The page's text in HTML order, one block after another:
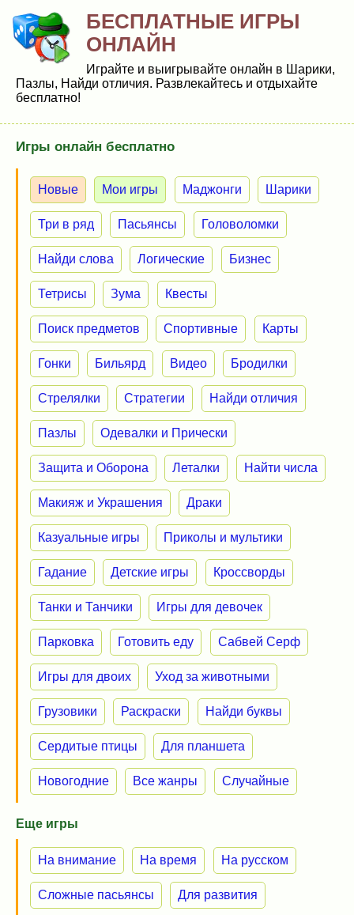
БЕСПЛАТНЫЕ ИГРЫ
ОНЛАЙН
Играйте и выигрывайте онлайн в Шарики,
Пазлы, Найди отличия. Развлекайтесь и отдыхайте
бесплатно!
Игры онлайн бесплатно
Новые Мои игры Маджонги Шарики
Три в ряд Пасьянсы Головоломки
Найди слова Логические Бизнес
Тетрисы Зума Квесты
Поиск предметов Спортивные Карты
Гонки Бильярд Видео Бродилки
Стрелялки Стратегии Найди отличия
Пазлы Одевалки и Прически
Защита и Оборона Леталки Найти числа
Макияж и Украшения Драки
Казуальные игры Приколы и мультики
Гадание Детские игры Кроссворды
Танки и Танчики Игры для девочек
Парковка Готовить еду Сабвей Серф
Игры для двоих Уход за животными
Грузовики Раскраски Найди буквы
Сердитые птицы Для планшета
Новогодние Все жанры Случайные
Еще игры
На внимание На время На русском
Сложные пасьянсы Для развития